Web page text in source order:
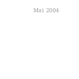
Mai 2004